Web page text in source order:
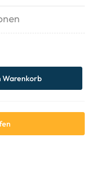
Warenkorb